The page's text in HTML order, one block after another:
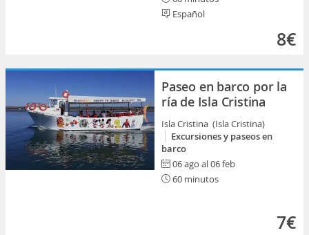
Español
8€
Paseo en barco por la
ría de Isla Cristina
Isla Cristina (Isla Cristina)
Excursiones y paseos en
barco
06 ago al 06 feb
60 minutos
7€